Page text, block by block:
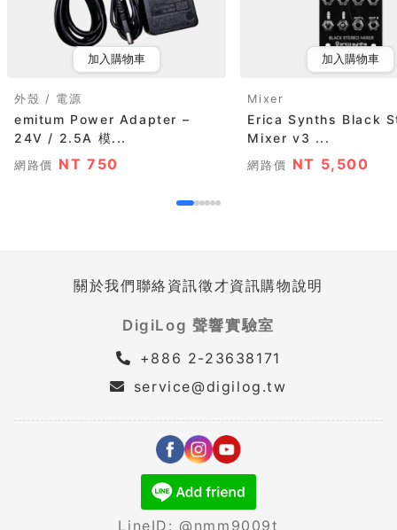
加入購物車
外殼 / 電源
emitum Power Adapter –
24V / 2.5A 模...
網路價 NT 750
加入購物車
Mixer
Erica Synths Black
Mixer v3 ...
網路價 NT 5,500
關於我們聯絡資訊徵才資訊購物說明
DigiLog 聲響實驗室
+886 2-23638171
service@digilog.tw
LineID: @nmm9009t